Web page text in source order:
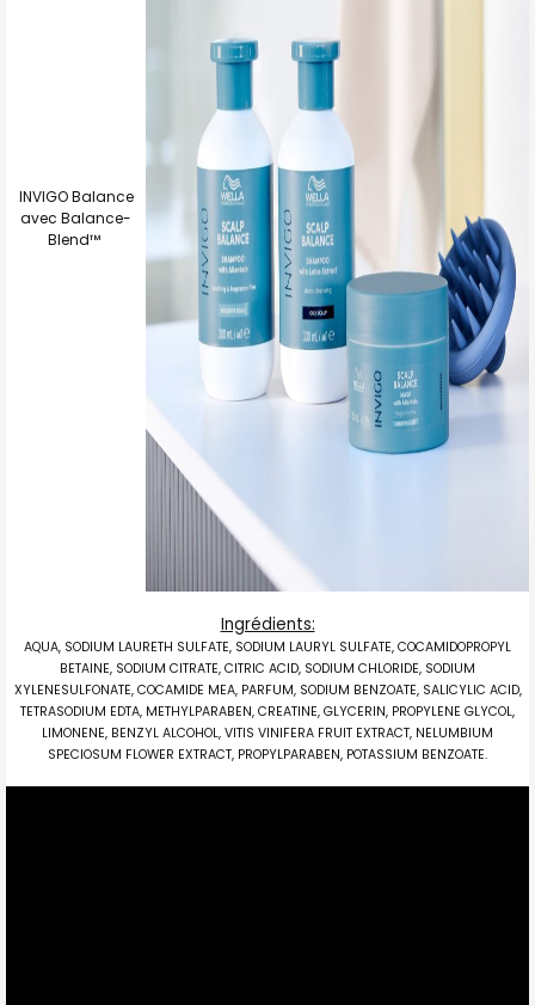
INVIGO Balance
avec Balance-
Blend™
Ingrédients:
AQUA, SODIUM LAURETH SULFATE, SODIUM LAURYL SULFATE, COCAMIDOPROPYL
BETAINE, SODIUM CITRATE, CITRIC ACID, SODIUM CHLORIDE, SODIUM
XYLENESULFONATE, COCAMIDE MEA, PARFUM, SODIUM BENZOATE, SALICYLIC ACID,
TETRASODIUM EDTA, METHYLPARABEN, CREATINE, GLYCERIN, PROPYLENE GLYCOL,
LIMONENE, BENZYL ALCOHOL, VITIS VINIFERA FRUIT EXTRACT, NELUMBIUM
SPECIOSUM FLOWER EXTRACT, PROPYLPARABEN, POTASSIUM BENZOATE.